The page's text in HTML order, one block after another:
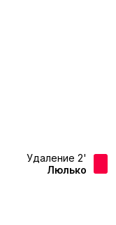
Удаление 2'
Люлько